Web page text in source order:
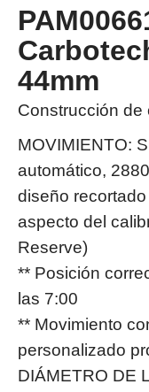
44mm
Construcción de
MOVIMIENTO:
automático,
diseño
aspecto del
Reserve)
** Posición
las 7:00
** Movimiento
personalizado
DIÁMETRO DE